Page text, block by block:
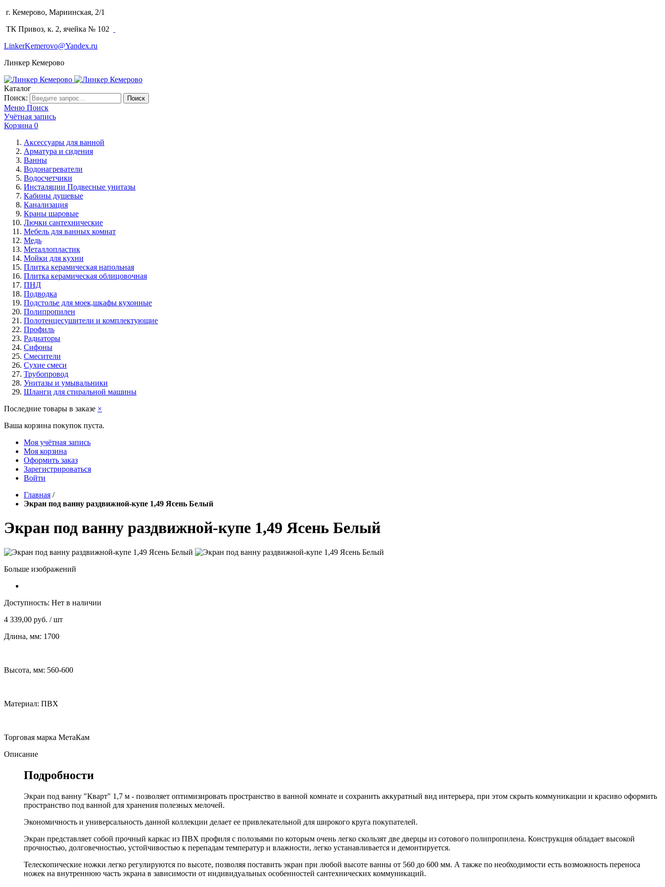
г. Кемерово, Мариинская, 2/1
ТК Привоз, к. 2, ячейка № 102
LinkerKemerovo@Yandex.ru
Линкер Кемерово
Каталог
Поиск:
Поиск
Меню Поиск
Учётная запись
Корзина 0
Аксессуары для ванной
Арматура и сидения
Ванны
Водонагреватели
Водосчетчики
Инсталяции Подвесные унитазы
Кабины душевые
Канализация
Краны шаровые
Лючки сантехнические
Мебель для ванных комнат
Медь
Металлопластик
Мойки для кухни
Плитка керамическая напольная
Плитка керамическая облицовочная
ПНД
Подводка
Подстолье для моек,шкафы кухонные
Полипропилен
Полотенцесушители и комплектующие
Профиль
Радиаторы
Сифоны
Смесители
Сухие смеси
Трубопровод
Унитазы и умывальники
Шланги для стиральной машины
Последние товары в заказе ×
Ваша корзина покупок пуста.
Моя учётная запись
Моя корзина
Оформить заказ
Зарегистрироваться
Войти
Главная /
Экран под ванну раздвижной-купе 1,49 Ясень Белый
Экран под ванну раздвижной-купе 1,49 Ясень Белый
Больше изображений
Доступность: Нет в наличии
4 339,00 руб. / шт
Длина, мм: 1700
Высота, мм: 560-600
Материал: ПВХ
Торговая марка МетаКам
Описание
Подробности
Экран под ванну "Кварт" 1,7 м - позволяет оптимизировать пространство в ванной комнате и сохранить аккуратный вид интерьера, при этом скрыть коммуникации и красиво оформить
пространство под ванной для хранения полезных мелочей.
Экономичность и универсальность данной коллекции делает ее привлекательной для широкого круга покупателей.
Экран представляет собой прочный каркас из ПВХ профиля с полозьями по которым очень легко скользят две дверцы из сотового полипропилена. Конструкция обладает высокой
прочностью, долговечностью, устойчивостью к перепадам температур и влажности, легко устанавливается и демонтируется.
Телескопические ножки легко регулируются по высоте, позволяя поставить экран при любой высоте ванны от 560 до 600 мм. А также по необходимости есть возможность переноса
ножек на внутреннюю часть экрана в зависимости от индивидуальных особенностей сантехнических коммуникаций.